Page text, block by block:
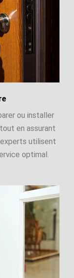
ou installer
en assurant
utilisent
optimal.